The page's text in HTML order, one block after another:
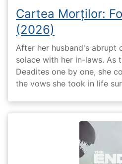
Cartea Morților:
(2026)
After her husband's abrupt
solace with her in-laws. As
Deadites one by one, she
the vows she took in life